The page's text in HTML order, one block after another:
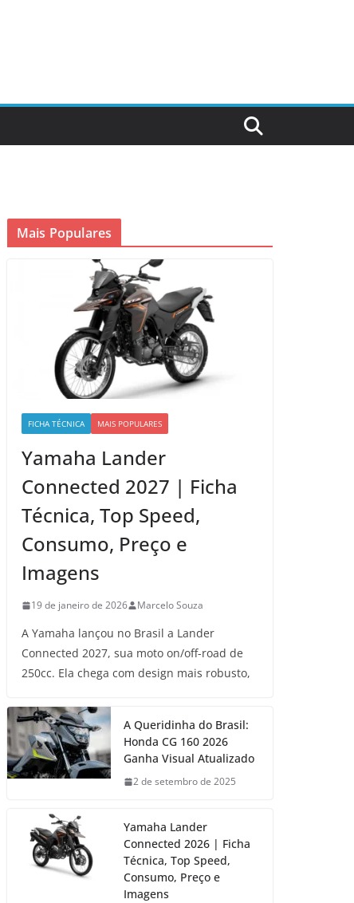
Mais Populares
FICHA TÉCNICA MAIS POPULARES
Yamaha Lander
Connected 2027 | Ficha
Técnica, Top Speed,
Consumo, Preço e
Imagens
19 de janeiro de 2026 Marcelo Souza
A Yamaha lançou no Brasil a Lander
Connected 2027, sua moto on/off-road de
250cc. Ela chega com design mais robusto,
A Queridinha do Brasil:
Honda CG 160 2026
Ganha Visual Atualizado
2 de setembro de 2025
Yamaha Lander
Connected 2026 | Ficha
Técnica, Top Speed,
Consumo, Preço e
Imagens